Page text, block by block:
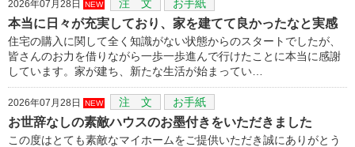
2026年07月28日 NEW 注 文 お手紙
本当に日々が充実しており、家を建てて良かったなと実感
住宅の購入に関して全く知識がない状態からのスタートでしたが、
皆さんのお力を借りながら一歩一歩進んで行けたことに本当に感謝
しています。家が建ち、新たな生活が始まってい…
2026年07月28日 NEW 注 文 お手紙
お世辞なしの素敵ハウスのお墨付きをいただきました
この度はとても素敵なマイホームをご提供いただき誠にありがとう